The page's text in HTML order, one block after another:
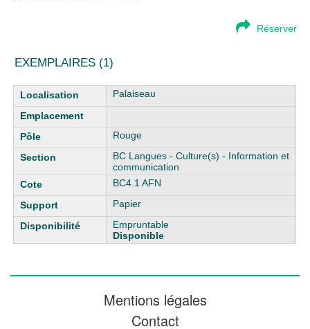
Réserver
EXEMPLAIRES (1)
Liste des exemplaires Palaiseau
Rouge
BC Langues - Culture(s) - Information et
communication
BC4.1 AFN
Papier
Empruntable
Disponible
Mentions légales
Contact